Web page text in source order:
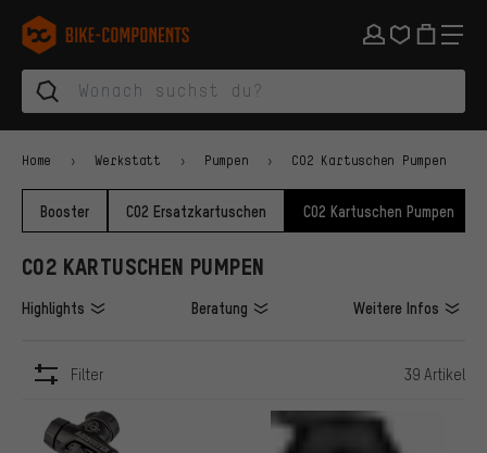
Zur Hauptnavigation springen
Zur Kategorienavigation springen
Zum Inhalt springen
Zu Marken und Newsletter springen
Zur Fußzeile springen
bike-components.de Startseite
Home Werkstatt Pumpen CO2 Kartuschen Pumpen
Booster CO2 Ersatzkartuschen CO2 Kartuschen Pumpen
CO2 KARTUSCHEN PUMPEN
Highlights Beratung Weitere Infos
Filter 39 Artikel